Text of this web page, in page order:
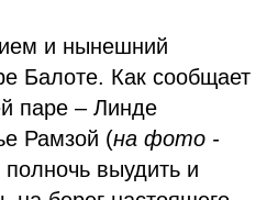
и нынешний
Балоте. Как сообщает
паре – Линде
Рамзой (на фото -
выудить и